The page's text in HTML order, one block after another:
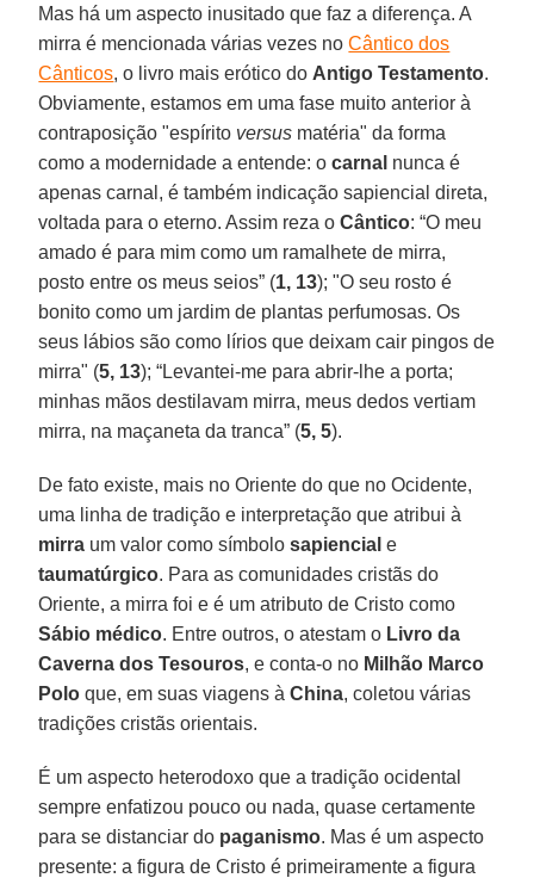
Mas há um aspecto inusitado que faz a diferença. A
mirra é mencionada várias vezes noCântico dos
Cânticos, o livro mais erótico do Antigo Testamento.
Obviamente, estamos em uma fase muito anterior à
contraposição "espírito versus matéria" da forma
como a modernidade a entende: ocarnal nunca é
apenas carnal, é também indicação sapiencial direta,
voltada para o eterno. Assim reza oCântico: “O meu
amado é para mim como um ramalhete de mirra,
posto entre os meus seios” (1, 13); "O seu rosto é
bonito como um jardim de plantas perfumosas. Os
seus lábios são como lírios que deixam cair pingos de
mirra" (5, 13); “Levantei-me para abrir-lhe a porta;
minhas mãos destilavam mirra, meus dedos vertiam
mirra, na maçaneta da tranca” (5, 5).
De fato existe, mais no Oriente do que no Ocidente,
uma linha de tradição e interpretação que atribui à
mirra um valor como símbolosapiencial e
taumatúrgico. Para as comunidades cristãs do
Oriente, a mirra foi e é um atributo de Cristo como
Sábio médico. Entre outros, o atestam o Livro da
Caverna dos Tesouros, e conta-o no Milhão Marco
Polo que, em suas viagens àChina, coletou várias
tradições cristãs orientais.
É um aspecto heterodoxo que a tradição ocidental
sempre enfatizou pouco ou nada, quase certamente
para se distanciar do paganismo. Mas é um aspecto
presente: a figura de Cristo é primeiramente a figura